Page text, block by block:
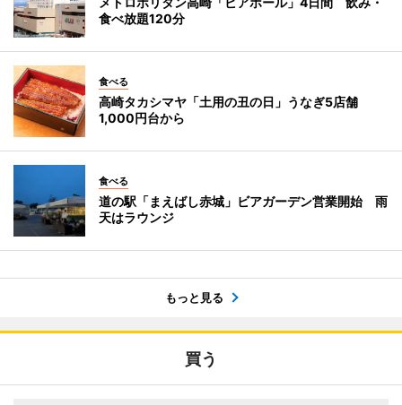
食べ放題120分
食べる
高崎タカシマヤ「土用の丑の日」うなぎ5店舗
1,000円台から
食べる
道の駅「まえばし赤城」ビアガーデン営業開始 雨
天はラウンジ
もっと見る
買う